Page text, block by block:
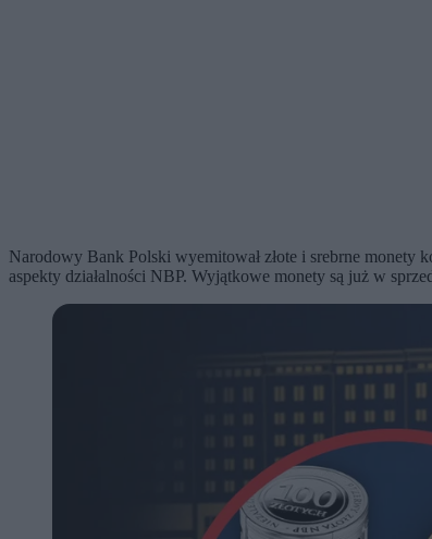
Narodowy Bank Polski wyemitował złote i srebrne monety
aspekty działalności NBP. Wyjątkowe monety są już w